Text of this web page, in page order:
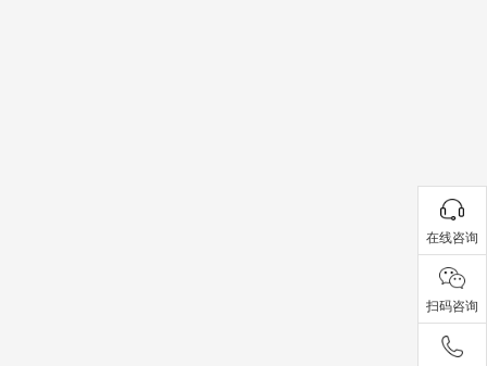
在线咨询
扫码咨询